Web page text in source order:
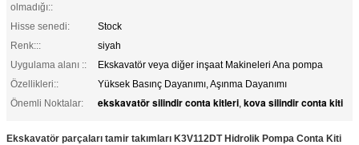
olmadığı::
Hisse senedi:
Stock
Renk:::
siyah
Uygulama alanı ::
Ekskavatör veya diğer inşaat Makineleri Ana pompa
Özellikleri::
Yüksek Basınç Dayanımı, Aşınma Dayanımı
Önemli Noktalar:
ekskavatör silindir conta kitleri, kova silindir conta kiti
Ekskavatör parçaları tamir takımları K3V112DT Hidrolik Pompa Conta Kiti